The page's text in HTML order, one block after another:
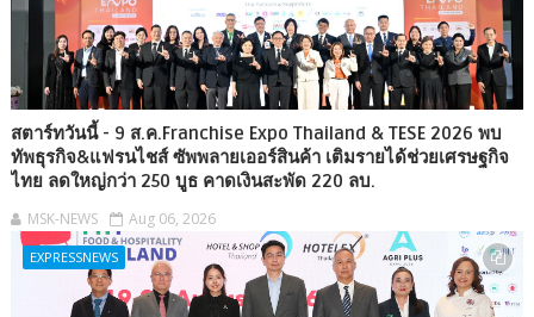
สตาร์ทวันนี้ - 9 ส.ค.Franchise Expo Thailand & TESE 2026 พบ
ทัพธุรกิจ&แฟรนไชส์ ซัพพลายเออร์สินค้า เติมรายได้ช่วยเศรษฐกิจ
ไทย ลดใหญ่กว่า 250 บูธ คาดเงินสะพัด 220 ลบ.
MSK-NEWS Aug 06, 2026
EXPRESSNEWS